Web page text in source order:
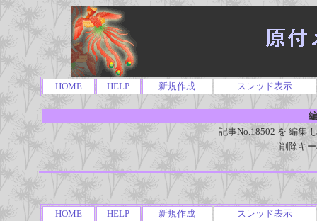
HOME HELP 新規作成 スレッド表示
記事No.18502 を 編集
削除キ
HOME HELP 新規作成 スレッド表示